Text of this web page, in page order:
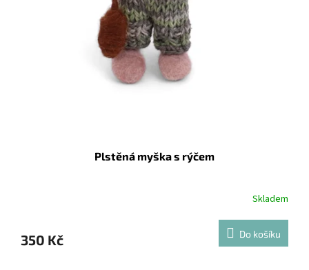
Plstěná myška s rýčem
Skladem
350 Kč Do košíku